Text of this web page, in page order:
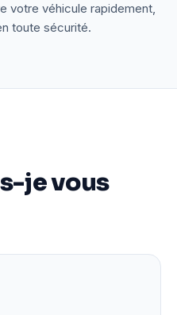
votre véhicule rapidement,
toute sécurité.
je vous